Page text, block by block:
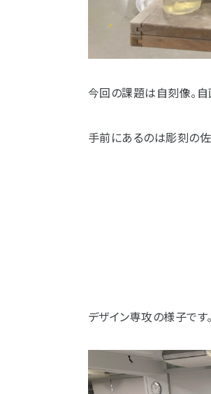
今回の課題は自刻像。自
手前にあるのは彫刻の
デザイン専攻の様子です。